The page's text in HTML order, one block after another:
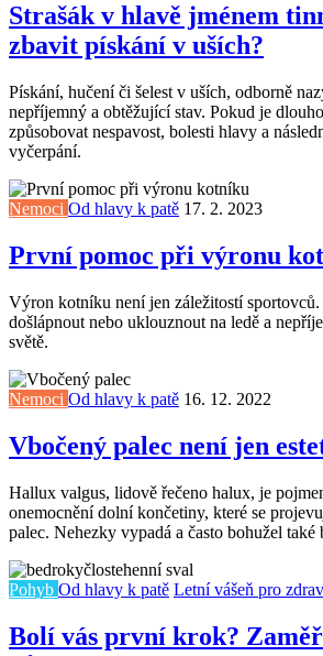
Strašák v hlavě jménem
zbavit pískání v uších?
Pískání, hučení či šelest v uších, odborně
nepříjemný a obtěžující stav. Pokud je
způsobovat nespavost, bolesti hlavy a
vyčerpání.
Nemoci Od hlavy k patě 17. 2. 2023
První pomoc při výronu
Výron kotníku není jen záležitostí sportovců.
došlápnout nebo uklouznout na ledě a
světě.
Nemoci Od hlavy k patě 16. 12. 2022
Vbočený palec není jen
Hallux valgus, lidově řečeno halux, je
onemocnění dolní končetiny, které se
palec. Nehezky vypadá a často bohužel také
Pohyb Od hlavy k patě Letní vášeň pro
Bolí vás první krok?